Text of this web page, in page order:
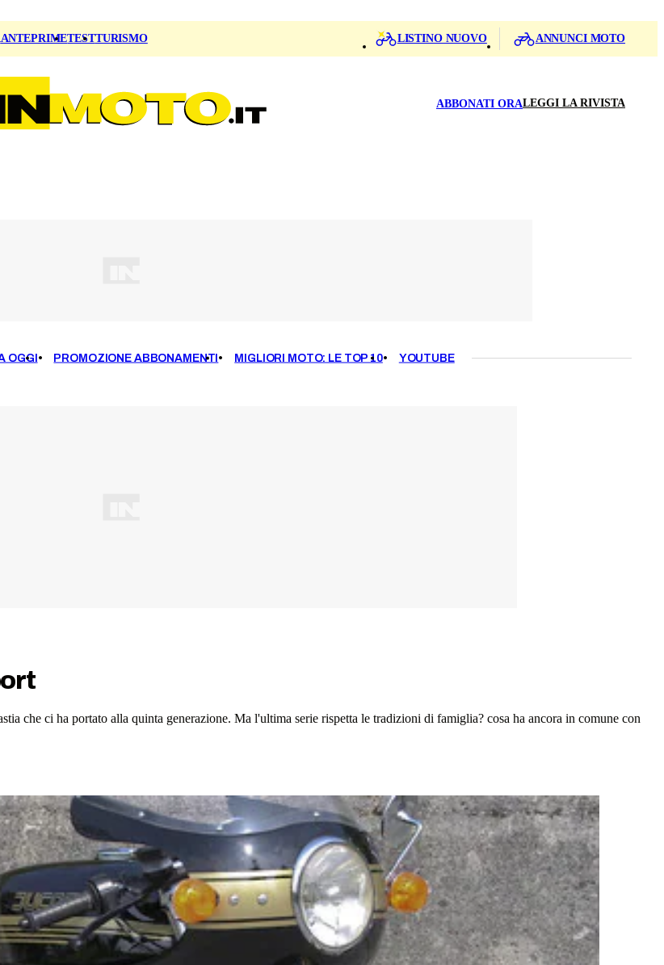
ANTEPRIMETESTTURISMO LISTINO NUOVO ANNUNCI MOTO
ABBONATI ORALEGGI LA RIVISTA
OGGI PROMOZIONE ABBONAMENTI MIGLIORI MOTO: LE TOP 10 YOUTUBE
che ci ha portato alla quinta generazione. Ma l'ultima serie rispetta le tradizioni di famiglia? cosa ha ancora in comune con